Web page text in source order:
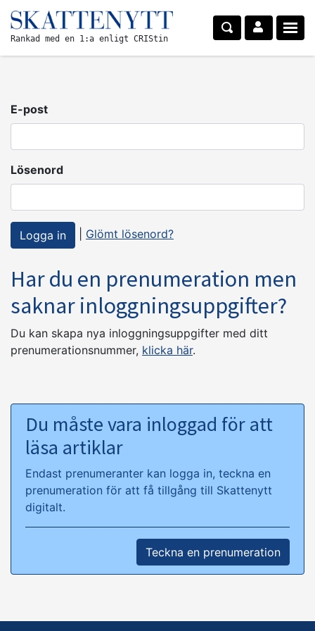
Rankad med en 1:a enligt CRIStin
E-post
Lösenord
Glömt lösenord?
Har du en prenumeration men
saknar inloggningsuppgifter?
Du kan skapa nya inloggningsuppgifter med ditt
prenumerationsnummer, klicka här.
Du måste vara inloggad för att
läsa artiklar
Endast prenumeranter kan logga in, teckna en
prenumeration för att få tillgång till Skattenytt
digitalt.
Teckna en prenumeration